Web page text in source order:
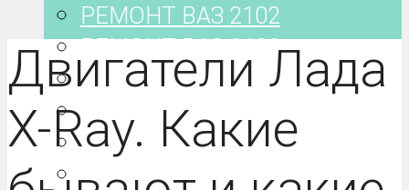
РЕМОНТ ВАЗ 2102
РЕМОНТ ВАЗ 2103
РЕМОНТ ВАЗ 2104
РЕМОНТ ВАЗ 2105
РЕМОНТ ВАЗ 2106
РЕМОНТ ВАЗ 2107
Двигатели Лада
X-Ray. Какие